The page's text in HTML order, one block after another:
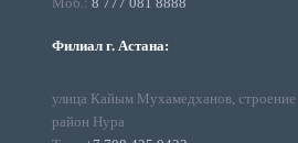
Филиал г. Астана:
улица Кайым Мухамедханов, строение
район Нура